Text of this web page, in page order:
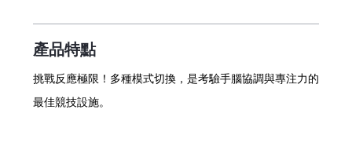
產品特點
挑戰反應極限！多種模式切換，是考驗手腦協調與專注力的
最佳競技設施。